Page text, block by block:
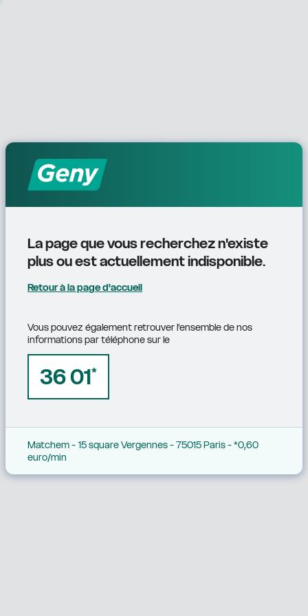
La page que vous recherchez n'existe
plus ou est actuellement indisponible.
Retour à la page d'accueil
Vous pouvez également retrouver l'ensemble de nos
informations par téléphone sur le
36 01*
Matchem - 15 square Vergennes - 75015 Paris - *0,60
euro/min